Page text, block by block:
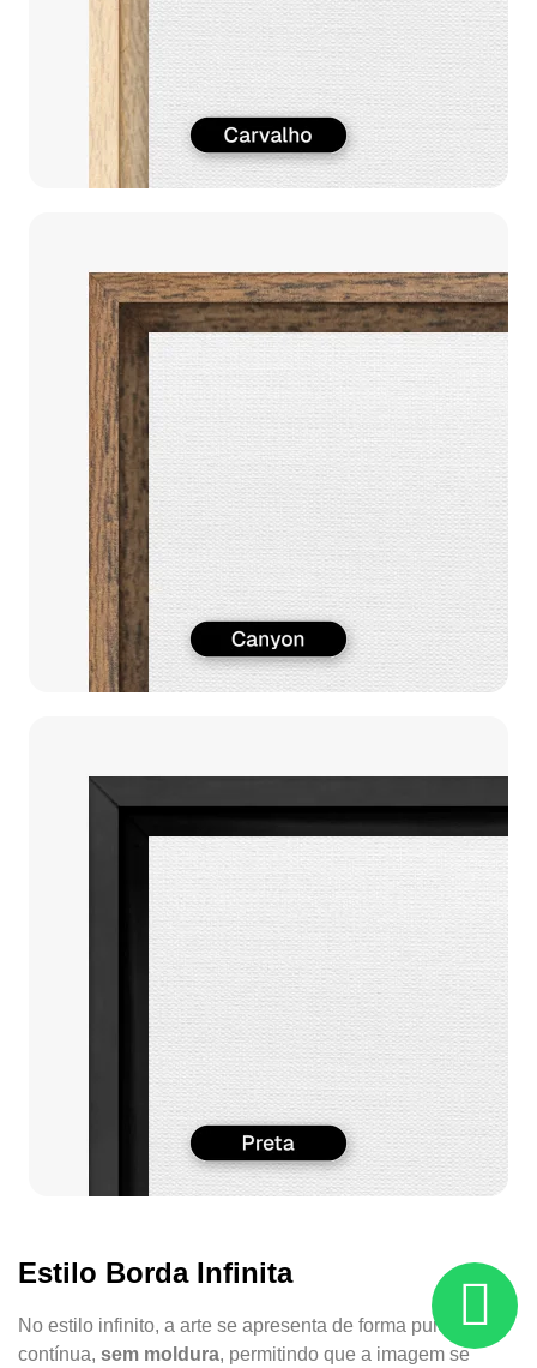
Estilo Borda Infinita
No estilo infinito, a arte se apresenta de forma pura e
contínua, sem moldura, permitindo que a imagem se